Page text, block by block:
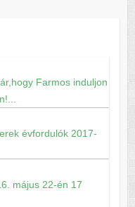
Farmos induljon
évfordulók 2017-
május 22-én 17